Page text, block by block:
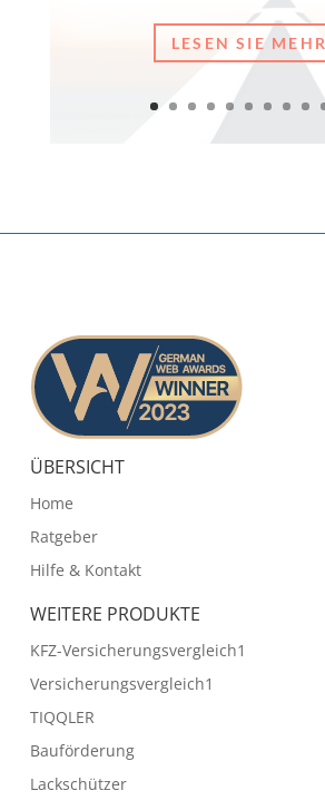
LESEN SIE MEHR
ÜBERSICHT
Home
Ratgeber
Hilfe & Kontakt
WEITERE PRODUKTE
KFZ-Versicherungsvergleich1
Versicherungsvergleich1
TIQQLER
Bauförderung
Lackschützer